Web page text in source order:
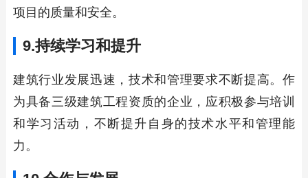
项目的质量和安全。
9.持续学习和提升
建筑行业发展迅速，技术和管理要求不断提高。作
为具备三级建筑工程资质的企业，应积极参与培训
和学习活动，不断提升自身的技术水平和管理能
力。